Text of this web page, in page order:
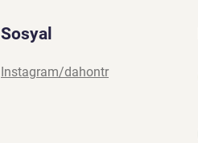
Sosyal
Instagram/dahontr